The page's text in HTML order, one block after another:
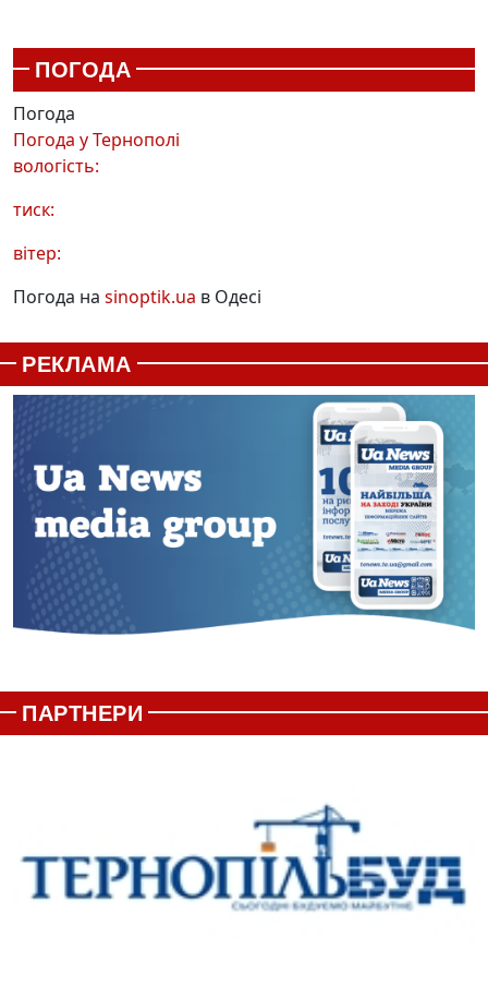
ПОГОДА
Погода
Погода уТернополі
вологість:
тиск:
вітер:
Погода на sinoptik.ua в Одесі
РЕКЛАМА
ПАРТНЕРИ